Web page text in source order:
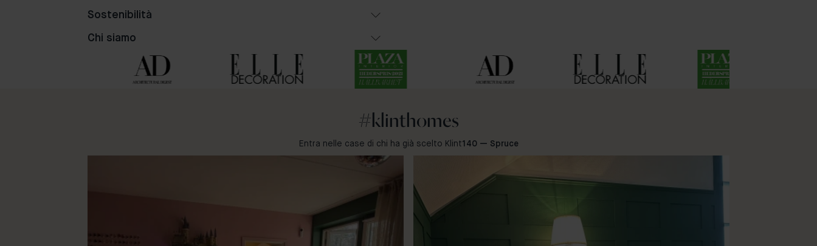
Sostenibilità
Chi siamo
#klinthomes
Entra nelle case di chi ha già scelto Klint140 — Spruce